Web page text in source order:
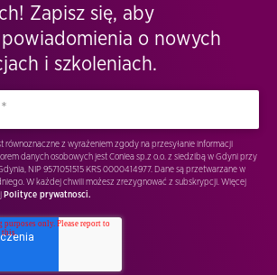
Zapisz się, aby
o nowych
i szkoleniach.
równoznaczne z wyrażeniem zgody na przesyłanie informacji
danych osobowych jest Conlea sp.z o.o. z siedzibą w Gdyni przy
NIP 9571051515 KRS 0000414977. Dane są przetwarzane w
W każdej chwili możesz zrezygnować z subskrypcji. Więcej
Polityce prywatnosci.